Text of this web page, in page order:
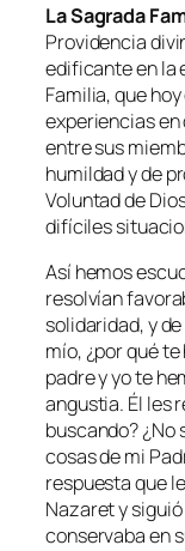
La Sagrada
Providencia
edificante en la
Familia, que
experiencias
entre sus
humildad y de
Voluntad de
difíciles
Así hemos
resolvían
solidaridad, y
mío, ¿por qué
padre y yo te
angustia. Él les
buscando? ¿No
cosas de mi
respuesta que
Nazaret y
conservaba en